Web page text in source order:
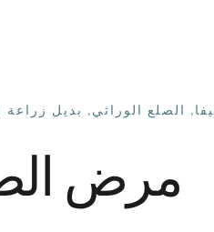
, الصلع الوراثي, بديل زراعة
مرض